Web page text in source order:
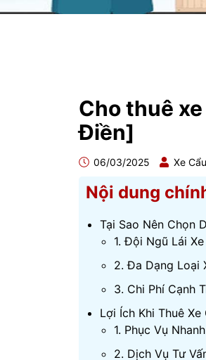
Cho thuê
Điền]
06/03/2025 Xe
Nội dung
Tại Sao Nên Chọn
1. Đội Ngũ Lái
2. Đa Dạng Loại
3. Chi Phí Cạnh
Lợi Ích Khi Thuê
1. Phục Vụ
2. Dịch Vụ Tư